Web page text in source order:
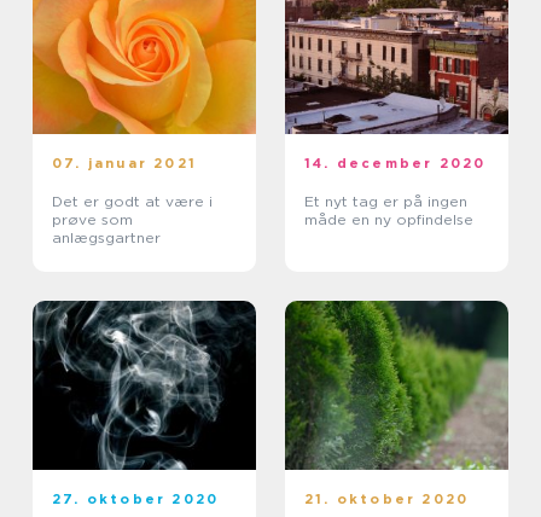
07. januar 2021
Det er godt at være i
prøve som
anlægsgartner
14. december 2020
Et nyt tag er på ingen
måde en ny opfindelse
27. oktober 2020 21. oktober 2020